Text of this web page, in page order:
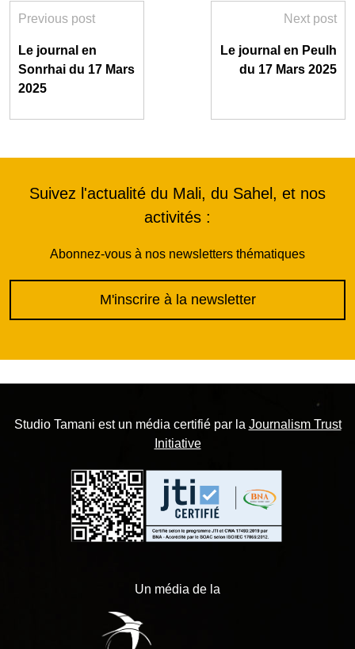
Previous post
Le journal en
Sonrhai du 17 Mars
2025
Next post
Le journal en Peulh
du 17 Mars 2025
Suivez l'actualité du Mali, du Sahel, et nos
activités :
Abonnez-vous à nos newsletters thématiques
M'inscrire à la newsletter
Studio Tamani est un média certifié par la Journalism Trust
Initiative
Un média de la